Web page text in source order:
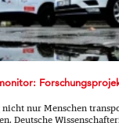
nur Menschen
Deutsche